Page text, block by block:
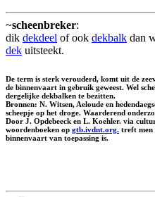
~scheenbreker:
dik dekdeel of ook dekbalk dan
dek uitsteekt.
De term is sterk verouderd, komt uit de
de binnenvaart in gebruik geweest. Wel
dergelijke dekbalken te bezitten.
Bronnen: N. Witsen, Aeloude en
scheepje op het droge. Waarderend
Door J. Opdebeeck en L. Koehler. via
woordenboeken op gtb.ivdnt.org. treft men
binnenvaart van toepassing is.